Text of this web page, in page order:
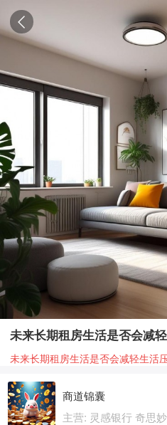
未来长期租房生活是否会减
未来长期租房生活是否会减轻生活
商道锦囊
主营: 灵感银行 奇思妙想，职业技能 晋级提升，兴